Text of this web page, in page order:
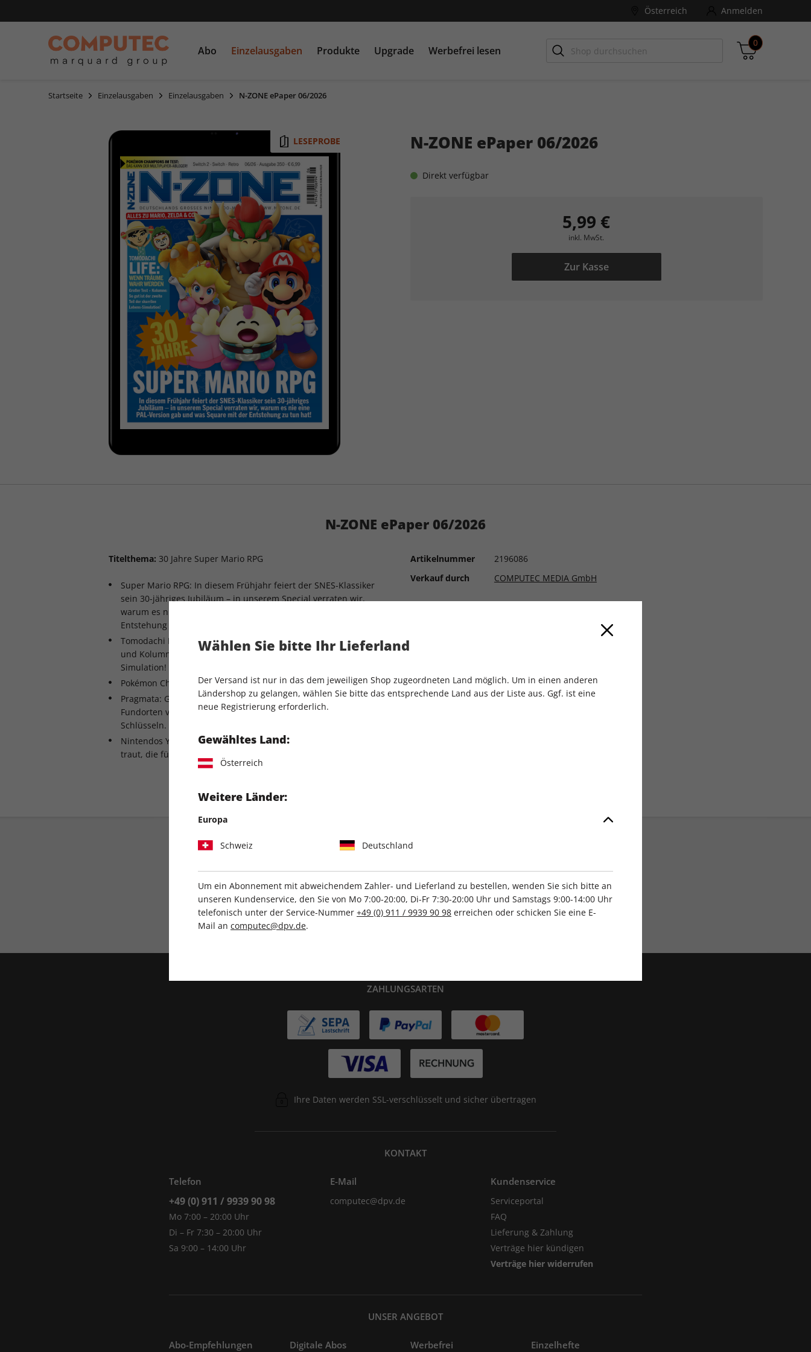
Österreich Anmelden
Abo Einzelausgaben Produkte Upgrade Werbefrei lesen
0
Zwischensumme
Startseite Einzelausgaben Einzelausgaben N-ZONE ePaper 06/2026
LESEPROBE N-ZONE ePaper 06/2026
Direkt verfügbar
5,99 €
inkl. MwSt.
Zur Kasse
N-ZONE ePaper 06/2026
Titelthema: 30 Jahre Super Mario RPG
Super Mario RPG: In diesem Frühjahr feiert der SNES-Klassiker
sein 30-jähriges Jubiläum – in unserem Special verraten wir,
warum es nie eine PAL-Version gab und was Square mit der
Entstehung zu tun hat!
Tomodachi Life: Wo Träume wahr werden - Großer Test
und Kolumne: So gut ist der zweite Teil der skurrilen Lebens-
Simulation!
Pokémon Champions im Test: Das kann der Multiplayer-Ableger!
Pragmata: Großer Test zum neuen Capcom-Hit + Guide mit allen
Fundorten von Speicherboxen, Cabin-Münzen, Modulen und
Schlüsseln.
Nintendos Yoshi-Spiele: Warum sich diese Spieleserie Dinge
traut, die für Mario nicht infrage kommen würden.
Artikelnummer
2196086
Verkauf durch
COMPUTEC MEDIA GmbH
IHRE ABO-VORTEILE
Direkt vom Verlag Tolle Prämien Gratis Versand Exklusive Rabatte
ZAHLUNGSARTEN
Ihre Daten werden SSL-verschlüsselt und sicher übertragen
KONTAKT
Telefon
+49 (0) 911 / 9939 90 98
Mo 7:00 – 20:00 Uhr
Di – Fr 7:30 – 20:00 Uhr
Sa 9:00 – 14:00 Uhr
E-Mail
computec@dpv.de
Kundenservice
Serviceportal
FAQ
Lieferung & Zahlung
Verträge hier kündigen
Verträge hier widerrufen
UNSER ANGEBOT
Abo-Empfehlungen Digitale Abos Werbefrei Einzelhefte
Wählen Sie bitte Ihr Lieferland
Der Versand ist nur in das dem jeweiligen Shop zugeordneten Land möglich. Um in einen anderen
Ländershop zu gelangen, wählen Sie bitte das entsprechende Land aus der Liste aus. Ggf. ist eine
neue Registrierung erforderlich.
Gewähltes Land:
Österreich
Weitere Länder:
Europa
Schweiz Deutschland
Um ein Abonnement mit abweichendem Zahler- und Lieferland zu bestellen, wenden Sie sich bitte an
unseren Kundenservice, den Sie von Mo 7:00-20:00, Di-Fr 7:30-20:00 Uhr und Samstags 9:00-14:00 Uhr
telefonisch unter der Service-Nummer +49 (0) 911 / 9939 90 98 erreichen oder schicken Sie eine E-
Mail an computec@dpv.de.